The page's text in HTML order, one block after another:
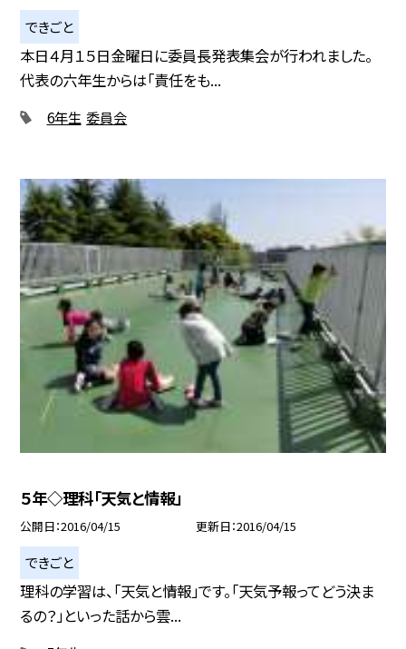
できごと
本日４月１５日金曜日に委員長発表集会が行われました。
代表の六年生からは「責任をも...
6年生 委員会
５年◇理科「天気と情報」
公開日 2016/04/15 更新日 2016/04/15
できごと
理科の学習は、「天気と情報」です。「天気予報ってどう決ま
るの？」といった話から雲...